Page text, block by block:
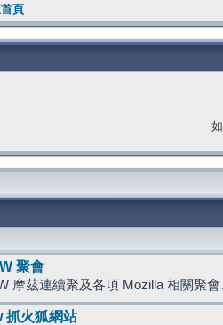
頁
聚會
摩茲連續聚及各項 Mozilla 相關聚
抓火狐網站